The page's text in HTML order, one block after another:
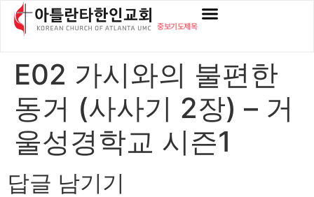
content
중보기도제목
E02 가시와의 불편한
동거 (사사기 2장) – 거
울성경학교 시즌1
답글 남기기